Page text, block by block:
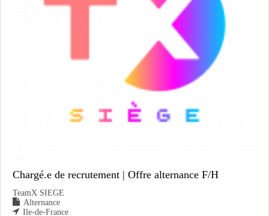
Chargé.e de recrutement | Offre alternance F/H
TeamX SIEGE
Alternance
Ile-de-France